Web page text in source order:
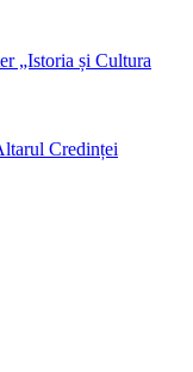
„Istoria și Cultura